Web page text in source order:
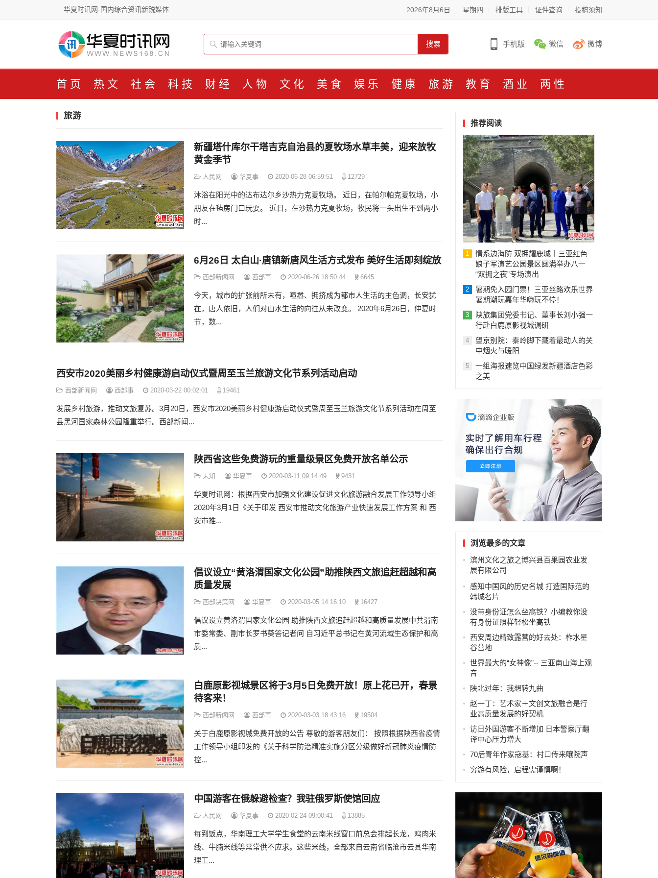
华夏时讯网-国内综合资讯新锐媒体 2026年8月6日 星期四 排版工具 证件查询 投稿须知
搜索 手机版 微信 微博
首页 热文 社会 科技 财经 人物 文化 美食 娱乐 健康 旅游 教育 酒业 两性
旅游
新疆塔什库尔干塔吉克自治县的夏牧场水草丰美，迎来放牧
黄金季节
人民网 华夏事 2020-06-28 06:59:51 12729
沐浴在阳光中的达布达尔乡沙热力克夏牧场。 近日，在帕尔帕克夏牧场，小
朋友在毡房门口玩耍。 近日，在沙热力克夏牧场，牧民将一头出生不到两小
时...
6月26日 太白山·唐镇新唐风生活方式发布 美好生活即刻绽放
西部新闻网 西部事 2020-06-26 18:50:44 6645
今天，城市的扩张前所未有，喧嚣、拥挤成为都市人生活的主色调，长安犹
在，唐人依旧，人们对山水生活的向往从未改变。 2020年6月26日，仲夏时
节，数...
西安市2020美丽乡村健康游启动仪式暨周至玉兰旅游文化节系列活动启动
西部新闻网 西部事 2020-03-22 00:02:01 19461
发展乡村旅游，推动文旅复苏。3月20日，西安市2020美丽乡村健康游启动仪式暨周至玉兰旅游文化节系列活动在周至
县黑河国家森林公园隆重举行。西部新闻...
陕西省这些免费游玩的重量级景区免费开放名单公示
未知 华夏事 2020-03-11 09:14:49 9431
华夏时讯网：根据西安市加强文化建设促进文化旅游融合发展工作领导小组
2020年3月1日《关于印发 西安市推动文化旅游产业快速发展工作方案 和 西
安市推...
倡议设立“黄洛渭国家文化公园”助推陕西文旅追赶超越和高
质量发展
西部决策网 华夏事 2020-03-05 14:16:10 16427
倡议设立黄洛渭国家文化公园 助推陕西文旅追赶超越和高质量发展中共渭南
市委常委、副市长罗书葵答记者问 自习近平总书记在黄河流域生态保护和高
质...
白鹿原影视城景区将于3月5日免费开放！原上花已开，春景
待客来！
西部新闻网 西部事 2020-03-03 18:43:16 19504
关于白鹿原影视城免费开放的公告 尊敬的游客朋友们： 按照根据陕西省疫情
工作领导小组印发的《关于科学防治精准实施分区分级做好新冠肺炎疫情防
控...
中国游客在俄躲避检查？我驻俄罗斯使馆回应
人民网 华夏事 2020-02-24 09:00:41 13885
每到饭点，华南理工大学学生食堂的云南米线窗口前总会排起长龙，鸡肉米
线、牛腩米线等常常供不应求。这些米线，全部来自云南省临沧市云县华南
理工...
推荐阅读
1
情系边海防 双拥耀鹿城｜三亚红色
娘子军演艺公园景区圆满举办八一
“双拥之夜”专场演出
2
暑期免入园门票！三亚丝路欢乐世界
暑期潮玩嘉年华嗨玩不停！
3
陕旅集团党委书记、董事长刘小强一
行赴白鹿原影视城调研
4
望京别院：秦岭脚下藏着最动人的关
中烟火与暖阳
5
一组海报速览中国绿发新疆酒店色彩
之美
浏览最多的文章
滨州文化之旅之博兴县百果园农业发
展有限公司
感知中国风的历史名城 打造国际范的
韩城名片
没带身份证怎么坐高铁？小编教你没
有身份证照样轻松坐高铁
西安周边精致露营的好去处：柞水星
谷营地
世界最大的“女神像”-- 三亚南山海上观
音
陕北过年：我想转九曲
赵一丁：艺术家＋文创文旅融合是行
业高质量发展的好契机
访日外国游客不断增加 日本警察厅翻
译中心压力增大
70后青年作家寇基：村口传来嚷院声
穷游有风险，启程需谨慎啊！